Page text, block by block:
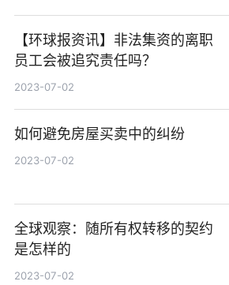
【环球报资讯】非法集资的离职
员工会被追究责任吗？
2023-07-02
如何避免房屋买卖中的纠纷
2023-07-02
全球观察：随所有权转移的契约
是怎样的
2023-07-02